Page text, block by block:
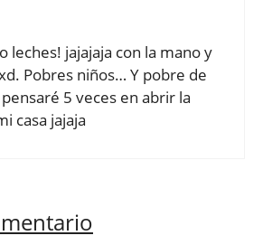
leches! jajajaja con la mano y
Pobres niños… Y pobre de
5 veces en abrir la
casa jajaja